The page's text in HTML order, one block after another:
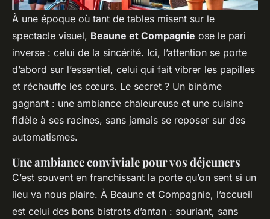
À une époque où tant de tables misent sur le
spectacle visuel, Beaune et Compagnie ose le pari
inverse : celui de la sincérité. Ici, l’attention se porte
d’abord sur l’essentiel, celui qui fait vibrer les papilles
et réchauffe les cœurs. Le secret ? Un binôme
gagnant : une ambiance chaleureuse et une cuisine
fidèle à ses racines, sans jamais se reposer sur des
automatismes.
Une ambiance conviviale pour vos déjeuners
C’est souvent en franchissant la porte qu’on sent si un
lieu va nous plaire. À Beaune et Compagnie, l’accueil
est celui des bons bistrots d’antan : souriant, sans